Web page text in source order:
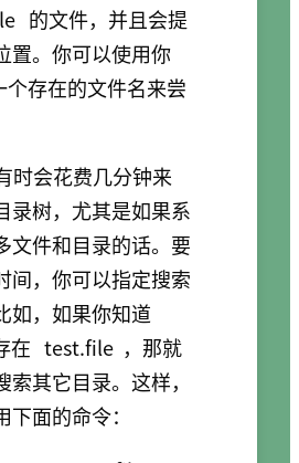
的文件，并且会提
置。你可以使用你
存在的文件名来尝
时会花费几分钟来
录树，尤其是如果系
文件和目录的话。要
间，你可以指定搜索
如，如果你知道
在 test.file ，那就
索其它目录。这样，
面的命令：